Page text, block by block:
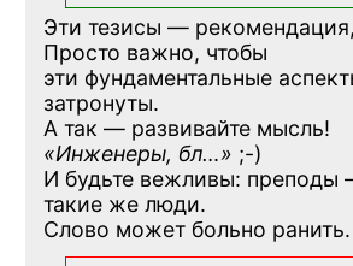
Эти тезисы —
Просто важно, чтобы
эти фундаментальные
затронуты.
А так — развивайте мысль!
«Инженеры, бл…» ;-)
И будьте вежливы: преподы
такие же люди.
Слово может больно ранить.